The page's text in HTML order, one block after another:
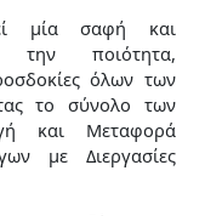
μία σαφή και
την ποιότητα,
όλων των
το σύνολο των
και Μεταφορά
με Διεργασίες